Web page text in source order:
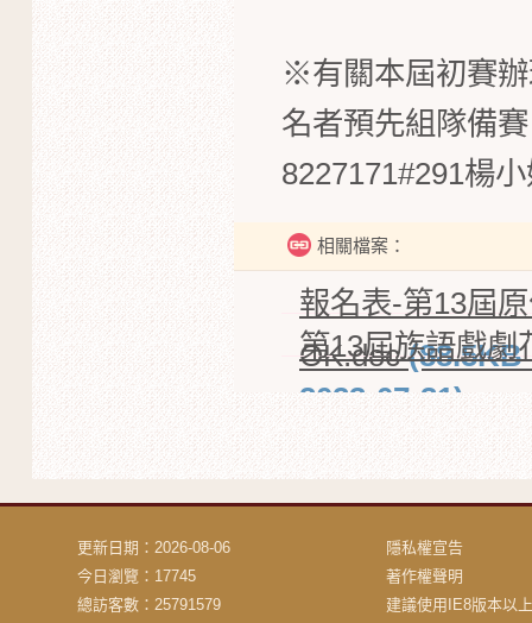
※有關本屆初賽
名者預先組隊備
8227171#291楊
相關檔案：
報名表-第13屆
OK.doc(88.5KB
第13屆族語戲
2023-07-31)
更新日期：2026-08-06
今日瀏覽：17745
總訪客數：25791579
隱私權宣告
著作權聲明
建議使用IE8版本以上